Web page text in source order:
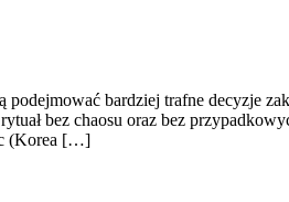
bardziej trafne decyzje
bez chaosu oraz bez
(Korea […]